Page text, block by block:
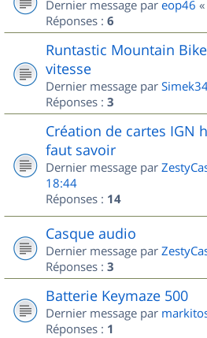
Dernier message par eop46 «
Réponses : 6
Runtastic Mountain
vitesse
Dernier message par
Réponses : 3
Création de cartes IGN
faut savoir
Dernier message par
18:44
Réponses : 14
Casque audio
Dernier message par
Réponses : 3
Batterie Keymaze 500
Dernier message par
Réponses : 1